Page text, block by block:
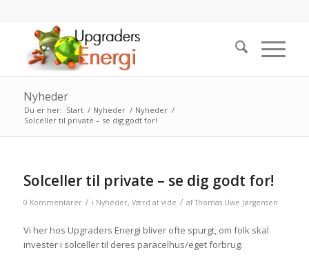
Nyheder
Du er her: Start / Nyheder / Nyheder /
Solceller til private – se dig godt for!
Solceller til private – se dig godt for!
0 Kommentarer / i Nyheder, Værd at vide / afThomas Uwe Jørgensen
Vi her hos Upgraders Energi bliver ofte spurgt, om folk skal
invester i solceller til deres paracelhus/eget forbrug.